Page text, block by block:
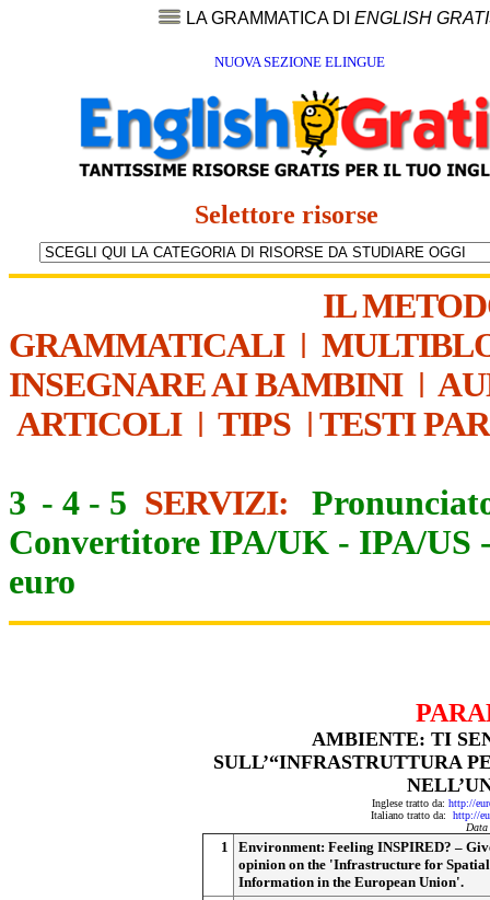
LA GRAMMATICA DI ENGLISH
NUOVA SEZIONE ELINGUE
Selettore risorse
IL
GRAMMATICALI|
INSEGNARE AI BAMBINI|
ARTICOLI| TIPS | TESTI
3 - 4 - 5 SERVIZI:
Convertitore IPA/UK - IPA/US
euro
AMBIENTE: TI
SULL’“INFRASTRUTTURA
Inglese tratto da: http://
Italiano tratto da: http://
Data
1
Environment: Feeling INSPIRED? –
opinion on the 'Infrastructure for Spatial
Information in the European Union'.